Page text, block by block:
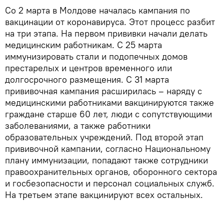
Со 2 марта в Молдове началась кампания по
вакцинации от коронавируса. Этот процесс разбит
на три этапа. На первом прививки начали делать
медицинским работникам. С 25 марта
иммунизировать стали и подопечных домов
престарелых и центров временного или
долгосрочного размещения. С 31 марта
прививочная кампания расширилась – наряду с
медицинскими работниками вакцинируются также
граждане старше 60 лет, люди с сопутствующими
заболеваниями, а также работники
образовательных учреждений. Под второй этап
прививочной кампании, согласно Национальному
плану иммунизации, попадают также сотрудники
правоохранительных органов, оборонного сектора
и госбезопасности и персонал социальных служб.
На третьем этапе вакцинируют всех остальных.